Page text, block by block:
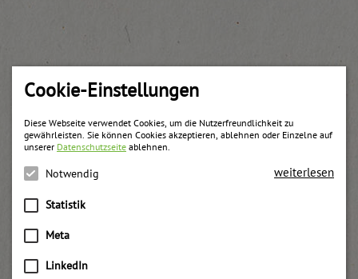
Cookie-Einstellungen
Diese Webseite verwendet Cookies, um die Nutzerfreundlichkeit zu
gewährleisten. Sie können Cookies akzeptieren, ablehnen oder Einzelne auf
unserer Datenschutzseite ablehnen.
Notwendig
Statistik
Meta
LinkedIn
weiterlesen